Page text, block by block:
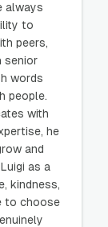
always
to
peers,
senior
words
people.
with
he
and
as a
kindness,
to choose